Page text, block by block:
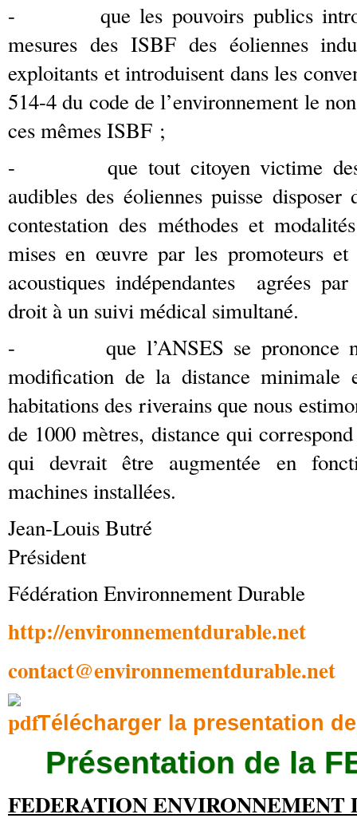
- que les pouvoirs publics
mesures des ISBF des éoliennes
exploitants et introduisent dans les
514-4 du code de l’environnement le
ces mêmes ISBF ;
- que tout citoyen victime des
audibles des éoliennes puisse
contestation des méthodes et
mises en œuvre par les promoteurs et
acoustiques indépendantes agrées
droit à un suivi médical simultané.
- que l’ANSES se prononce
modification de la distance minimale
habitations des riverains que nous
de 1000 mètres, distance qui
qui devrait être augmentée en
machines installées.
Jean-Louis Butré
Président
Fédération Environnement Durable
http://environnementdurable.net
contact@environnementdurable.net
Télécharger la presentation
Présentation de la
FEDERATION ENVIRONNEMENT